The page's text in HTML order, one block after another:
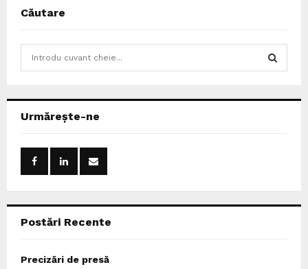
Căutare
h
Urmărește-ne
Postări Recente
Precizări de presă